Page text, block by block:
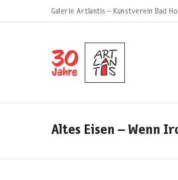
Galerie Artlantis – Kunstverein Bad
Altes Eisen – Wenn